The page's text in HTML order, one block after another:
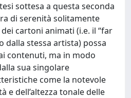
sottesa a questa seconda
di serenità solitamente
cartoni animati (i.e. il “far
dalla stessa artista) possa
contenuti, ma in modo
sua singolare
come la notevole
e dell’altezza tonale delle